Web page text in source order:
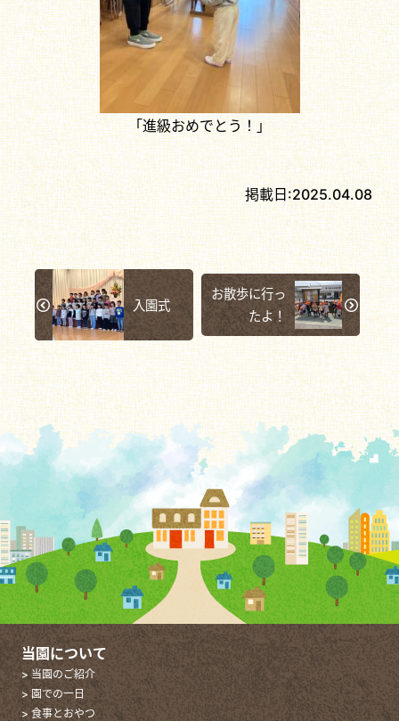
「進級おめでとう！」
掲載日:2025.04.08
入園式
お散歩に行っ
たよ！
当園について
> 当園のご紹介
> 園での一日
> 食事とおやつ